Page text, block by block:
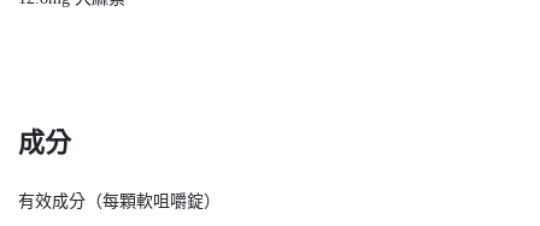
成分
有效成分（每顆軟咀嚼錠）